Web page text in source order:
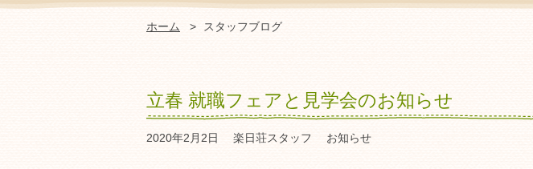
ホーム スタッフブログ
立春 就職フェアと見学会のお知らせ
2020年2月2日 楽日荘スタッフ お知らせ